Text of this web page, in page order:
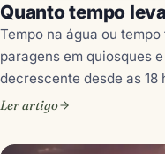
Quanto tempo
Tempo na água ou
paragens em quiosques
decrescente desde as
Ler artigo